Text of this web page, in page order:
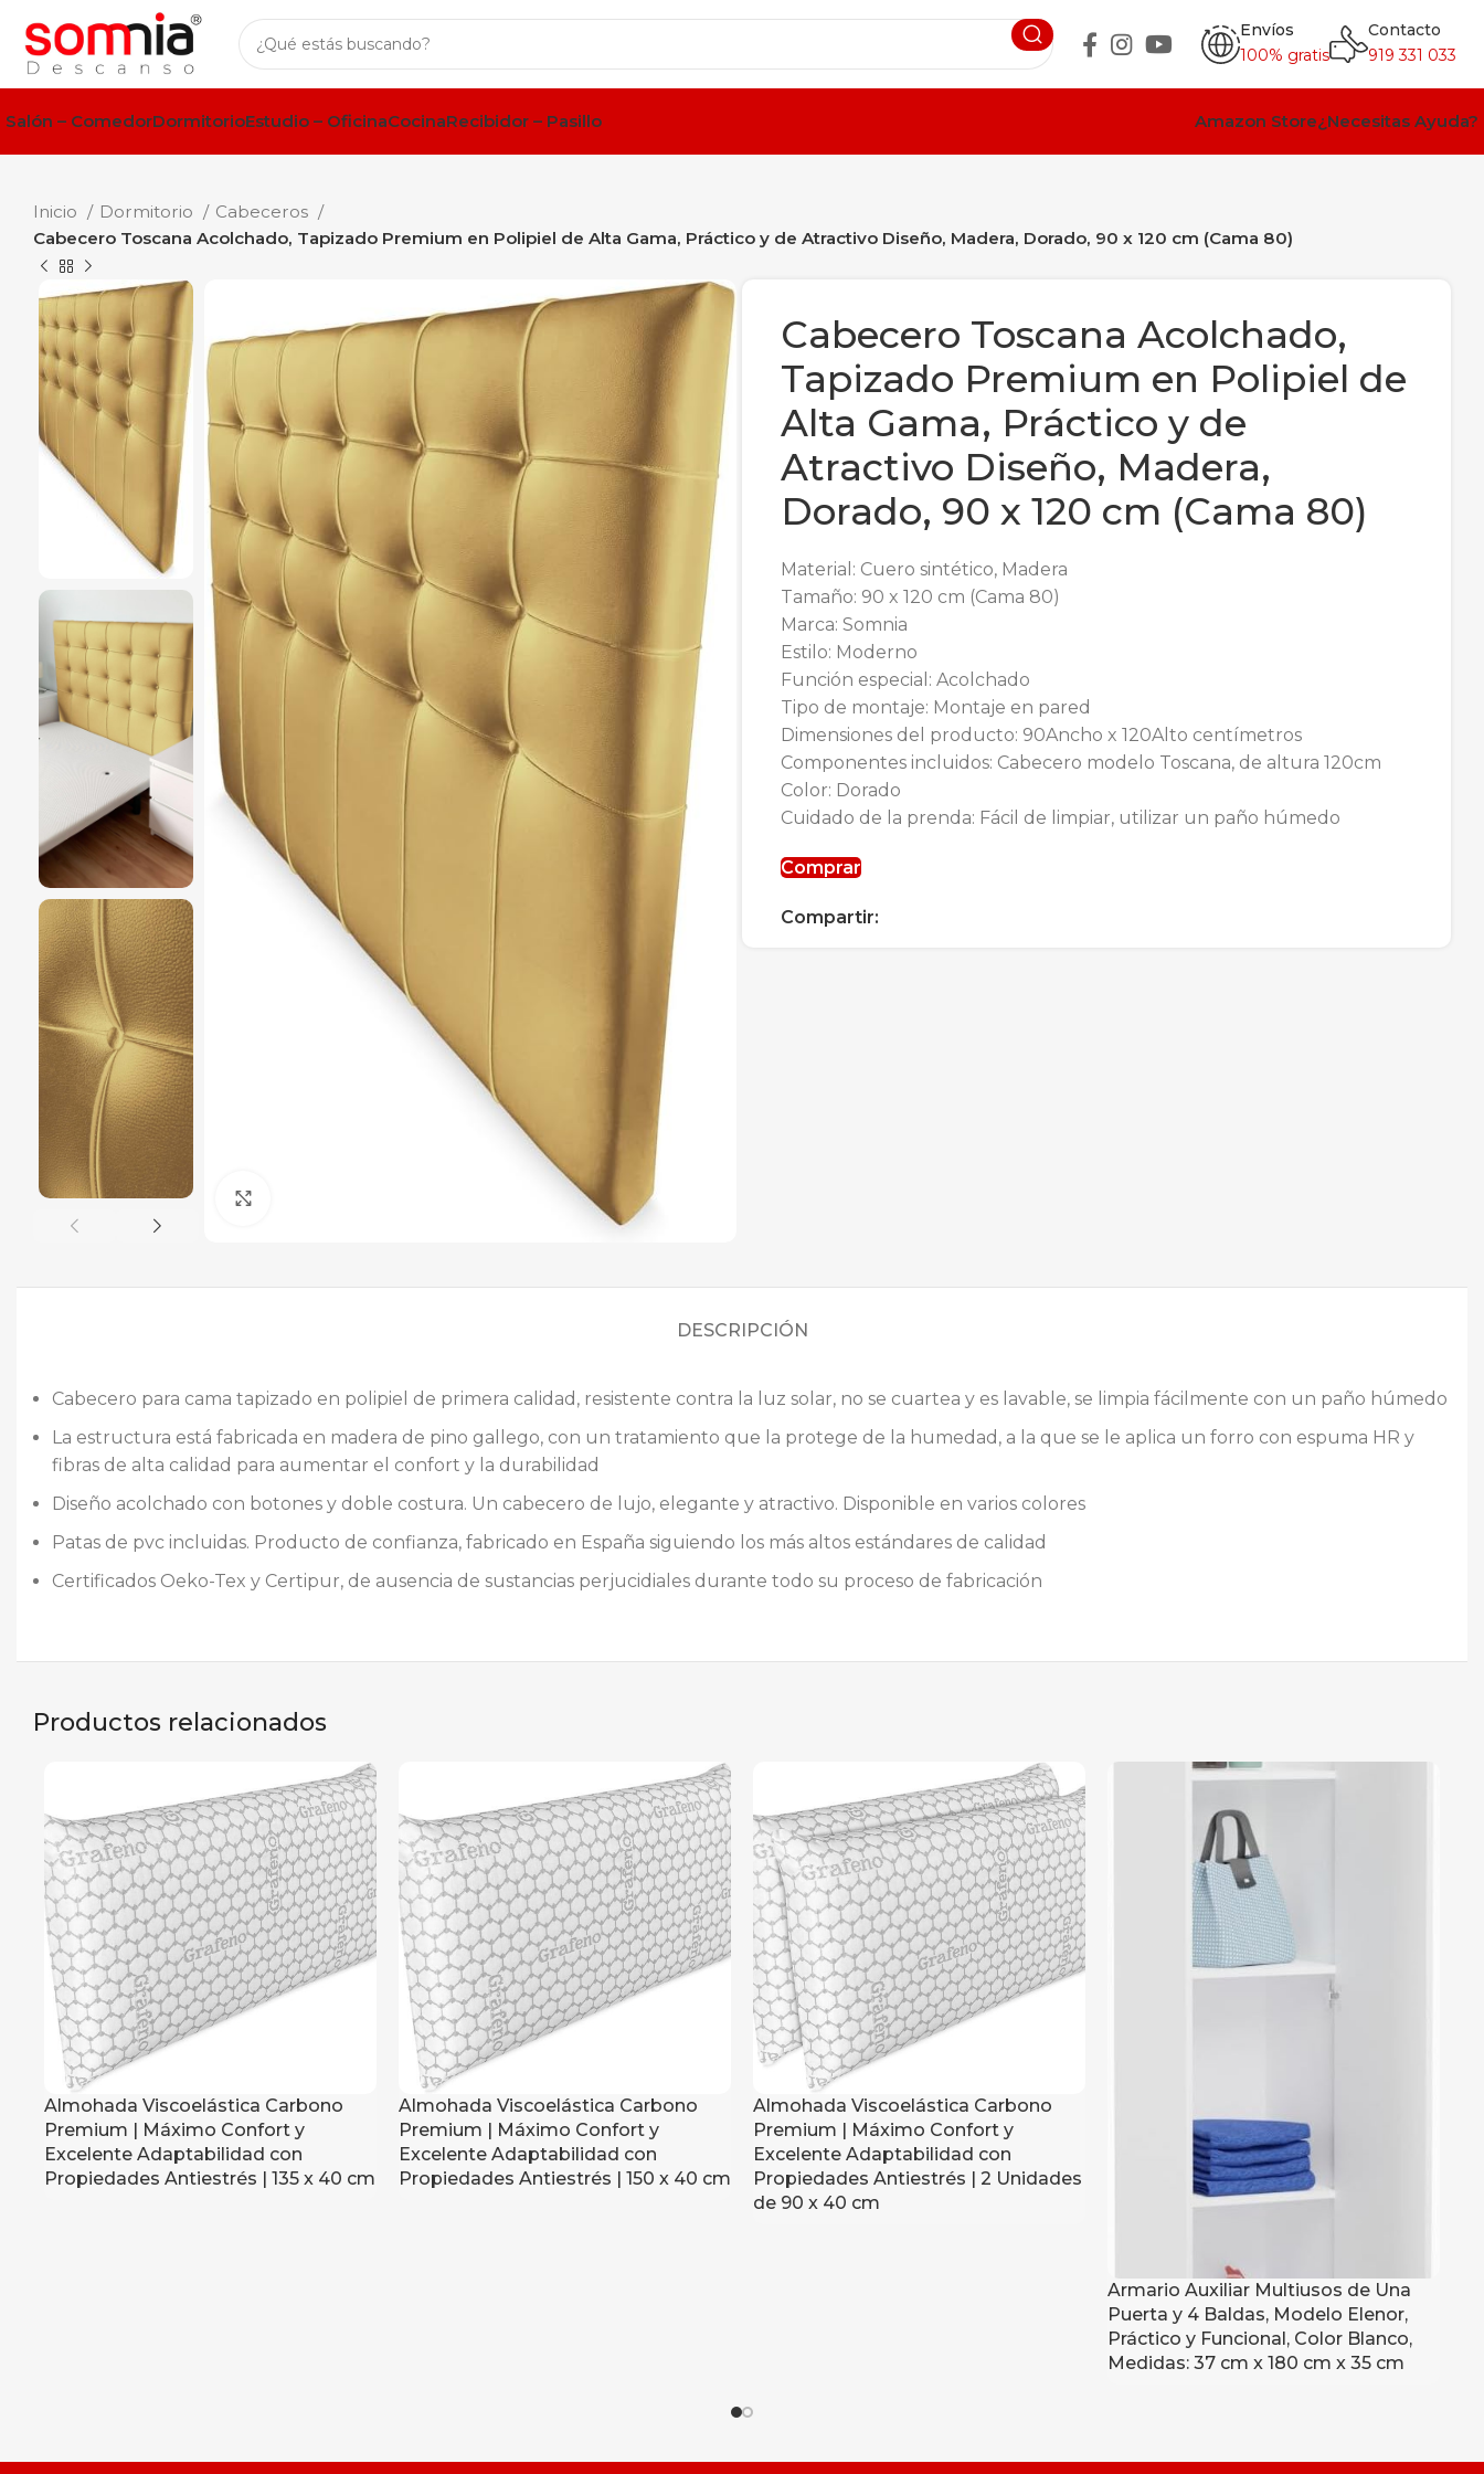
Envíos
100% gratis
Contacto
919 331 033
Salón – ComedorDormitorioEstudio – OficinaCocinaRecibidor – Pasillo Amazon Store¿Necesitas Ayuda?
Inicio Dormitorio
Cabeceros
Cabecero Toscana Acolchado, Tapizado Premium en Polipiel de Alta Gama, Práctico y de Atractivo Diseño, Madera, Dorado, 90 x 120 cm (Cama 80)
Cabecero Toscana Acolchado,
Tapizado Premium en Polipiel de
Alta Gama, Práctico y de
Atractivo Diseño, Madera,
Dorado, 90 x 120 cm (Cama 80)
Material: Cuero sintético, Madera
Tamaño: 90 x 120 cm (Cama 80)
Marca: Somnia
Estilo: Moderno
Función especial: Acolchado
Tipo de montaje: Montaje en pared
Dimensiones del producto: 90Ancho x 120Alto centímetros
Componentes incluidos: Cabecero modelo Toscana, de altura 120cm
Color: Dorado
Cuidado de la prenda: Fácil de limpiar, utilizar un paño húmedo
Comprar
Compartir:
DESCRIPCIÓN
Cabecero para cama tapizado en polipiel de primera calidad, resistente contra la luz solar, no se cuartea y es lavable, se limpia fácilmente con un paño húmedo
La estructura está fabricada en madera de pino gallego, con un tratamiento que la protege de la humedad, a la que se le aplica un forro con espuma HR y
fibras de alta calidad para aumentar el confort y la durabilidad
Diseño acolchado con botones y doble costura. Un cabecero de lujo, elegante y atractivo. Disponible en varios colores
Patas de pvc incluidas. Producto de confianza, fabricado en España siguiendo los más altos estándares de calidad
Certificados Oeko-Tex y Certipur, de ausencia de sustancias perjucidiales durante todo su proceso de fabricación
Productos relacionados
Almohada Viscoelástica Carbono
Premium | Máximo Confort y
Excelente Adaptabilidad con
Propiedades Antiestrés | 135 x 40 cm
Almohada Viscoelástica Carbono
Premium | Máximo Confort y
Excelente Adaptabilidad con
Propiedades Antiestrés | 150 x 40 cm
Almohada Viscoelástica Carbono
Premium | Máximo Confort y
Excelente Adaptabilidad con
Propiedades Antiestrés | 2 Unidades
de 90 x 40 cm
Armario Auxiliar Multiusos de Una
Puerta y 4 Baldas, Modelo Elenor,
Práctico y Funcional, Color Blanco,
Medidas: 37 cm x 180 cm x 35 cm